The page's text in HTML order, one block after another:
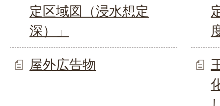
定区域図（浸水想定
深）」
屋外広告物